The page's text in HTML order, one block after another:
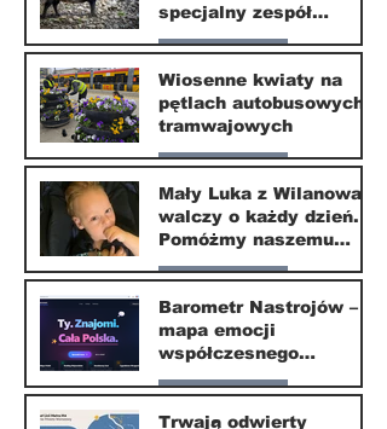
specjalny zespół
ekspertów
Nasze miasto
20 kwi
Wiosenne kwiaty na
pętlach autobusowych i
tramwajowych
Nasze miasto
20 kwi
Mały Luka z Wilanowa
walczy o każdy dzień.
Pomóżmy naszemu
małemu sąsiadowi
odzyskać dzieciństwo
Nasze miasto
30 mar
Barometr Nastrojów –
mapa emocji
współczesnego
społeczeństwa
Nasze miasto
Trwają odwierty